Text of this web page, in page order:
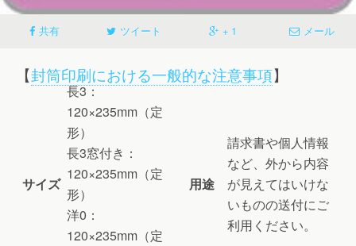
共有 ツイート + 1 メール
【封筒印刷における一般的な注意事項】
サイズ
長3：
120×235mm（定
形）
長3窓付き：
120×235mm（定
形）
洋0：
120×235mm（定
用途
請求書や個人情報
など、外から内容
が見えてはいけな
いものの送付にご
利用ください。